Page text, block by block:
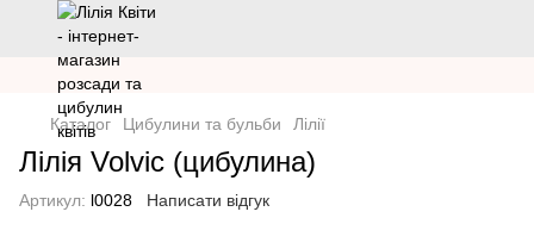
Каталог Цибулини та бульби Лілії
Лілія Volvic (цибулина)
Артикул: l0028 Написати відгук